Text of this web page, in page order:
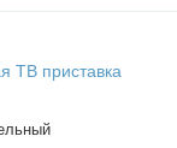
ТВ приставка